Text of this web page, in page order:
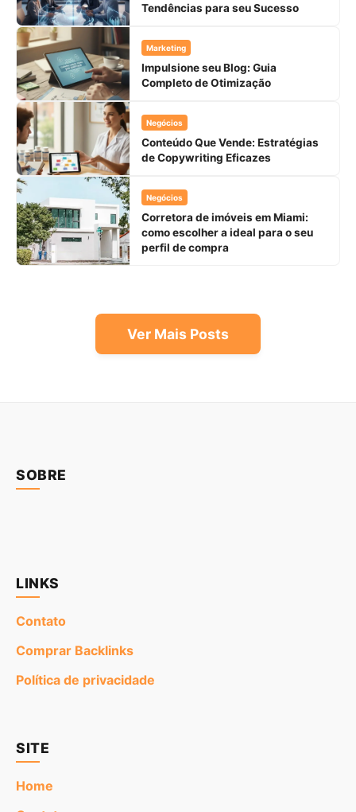
Tendências para seu Sucesso
Marketing
Impulsione seu Blog: Guia
Completo de Otimização
Negócios
Conteúdo Que Vende: Estratégias
de Copywriting Eficazes
Negócios
Corretora de imóveis em Miami:
como escolher a ideal para o seu
perfil de compra
Ver Mais Posts
SOBRE
LINKS
Contato
Comprar Backlinks
Política de privacidade
SITE
Home